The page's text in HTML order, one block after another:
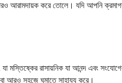
আরামদায়ক করে তোলে। যদি আপনি
মস্তিষ্কের রাসায়নিক যা আনন্দ এবং
আরও সহজে ঘুমাতে সাহায্য করে।